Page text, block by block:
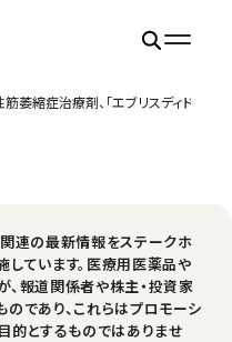
萎縮症治療剤、「エブリスディドライ
連の最新情報をステークホ
ています。医療用医薬品や
報道関係者や株主・投資家
であり、これらはプロモーシ
的とするものではありませ